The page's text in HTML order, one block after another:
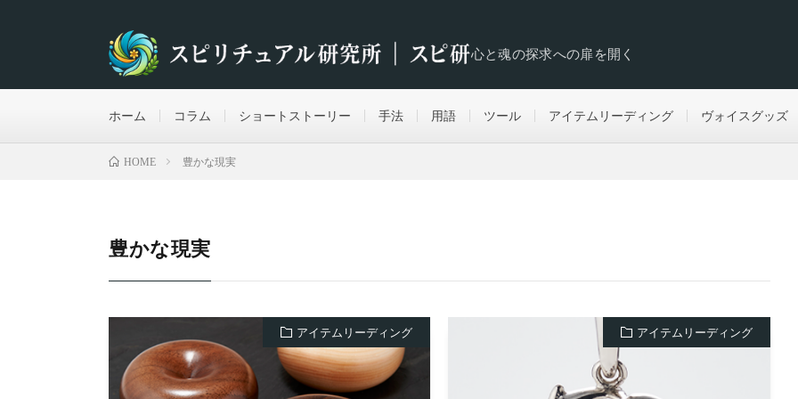
心と魂の探求への扉を開く
ホーム コラム ショートストーリー 手法 用語 ツール アイテムリーディング ヴォイスグッズ
HOME 豊かな現実
豊かな現実
アイテムリーディング アイテムリーディング